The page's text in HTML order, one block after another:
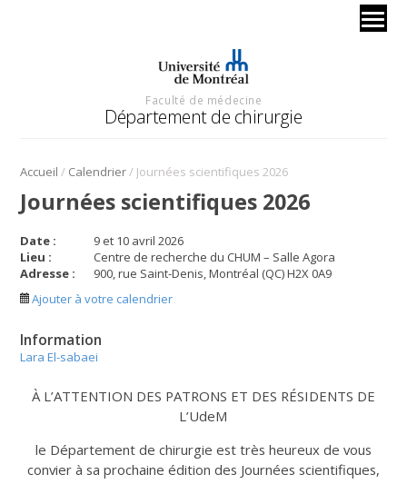
Faculté de médecine
Département de chirurgie
Accueil / Calendrier/ Journées scientifiques 2026
Journées scientifiques 2026
Date :
9 et 10 avril 2026
Lieu :
Centre de recherche du CHUM – Salle Agora
Adresse :
900, rue Saint-Denis, Montréal (QC) H2X 0A9
Ajouter à votre calendrier
Information
Lara El-sabaei
À L’ATTENTION DES PATRONS ET DES RÉSIDENTS DE
L’UdeM
le Département de chirurgie est très heureux de vous
convier à sa prochaine édition des Journées scientifiques,